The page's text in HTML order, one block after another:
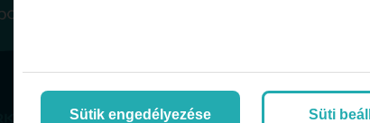
Sütik engedélyezése Süti